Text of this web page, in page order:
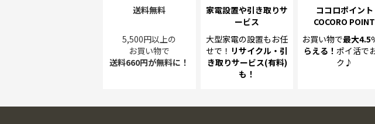
送料無料
5,500円以上の
お買い物で
送料660円が無料に！
家電設置や引き取りサ
ービス
大型家電の設置も お任
せで！ リサイクル・引
き取りサービス(有料)
も！
ココロポイント
COCORO POINT
お買い物で最大
らえる！ ポイ活で
ク♪